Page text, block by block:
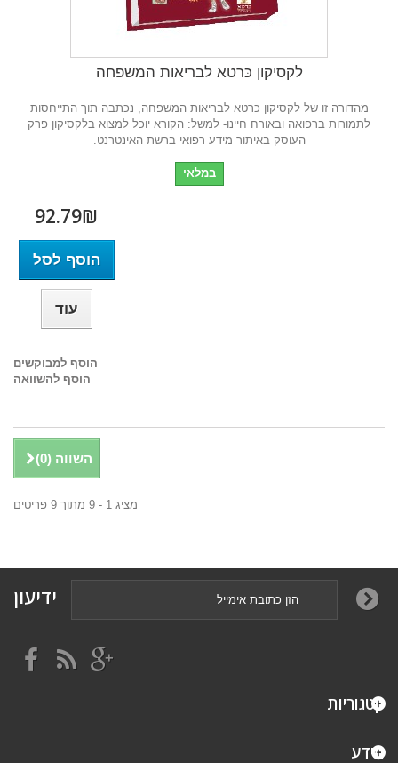
לקסיקון כּרטא לבריאות המשפחה
מהדורה זו של לקסיקון כּרטא לבריאות המשפחה, נכתבה תוך התייחסות
לתמורות ברפואה ובאורח חיינו- למשל: הקורא יוכל למצוא בלקסיקון פרק
העוסק באיתור מידע רפואי ברשת האינטרנט.
במלאי
92.79₪‎
הוסף לסל
עוד
הוסף למבוקשים
הוסף להשוואה
השווה (0
)
מציג 1 - 9 מתוך 9 פריטים
ידיעון
קטגוריות
מידע